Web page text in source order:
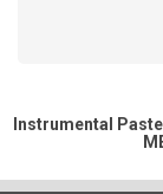
Instrumental